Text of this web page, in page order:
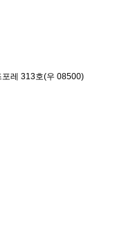
레 313호(우 08500)